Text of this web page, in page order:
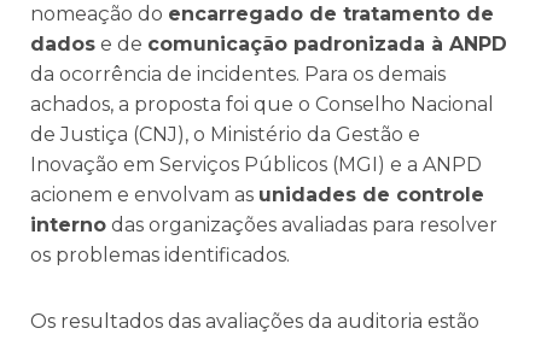
nomeação do encarregado de tratamento de
dados e de comunicação padronizada à ANPD
da ocorrência de incidentes. Para os demais
achados, a proposta foi que o Conselho Nacional
de Justiça (CNJ), o Ministério da Gestão e
Inovação em Serviços Públicos (MGI) e a ANPD
acionem e envolvam as unidades de controle
interno das organizações avaliadas para resolver
os problemas identificados.
Os resultados das avaliações da auditoria estão